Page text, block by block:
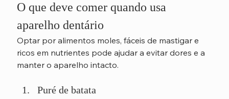
O que deve comer quando usa
aparelho dentário
Optar por alimentos moles, fáceis de mastigar e
ricos em nutrientes pode ajudar a evitar dores e a
manter o aparelho intacto.
Puré de batata